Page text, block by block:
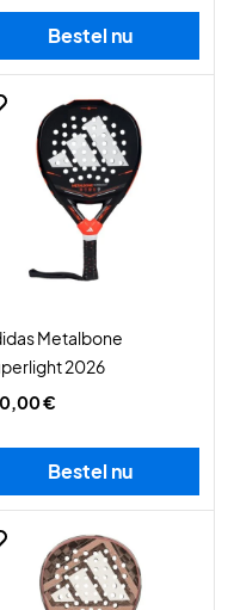
Bestel nu
Metalbone
2026
€
Bestel nu